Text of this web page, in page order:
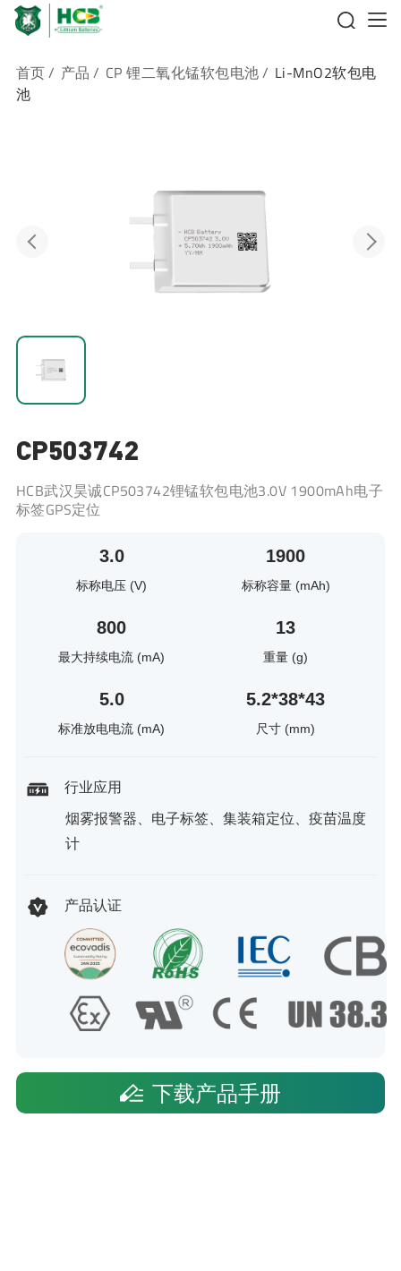
首页/ 产品 / CP 锂二氧化锰软包电池/ Li-MnO2软包电
池
CP503742
HCB武汉昊诚CP503742锂锰软包电池3.0V 1900mAh电子
标签GPS定位
3.0
标称电压 (V)
1900
标称容量 (mAh)
800
最大持续电流 (mA)
13
重量 (g)
5.0
标准放电电流 (mA)
5.2*38*43
尺寸 (mm)
行业应用
烟雾报警器、电子标签、集装箱定位、疫苗温度
计
产品认证
下载产品手册